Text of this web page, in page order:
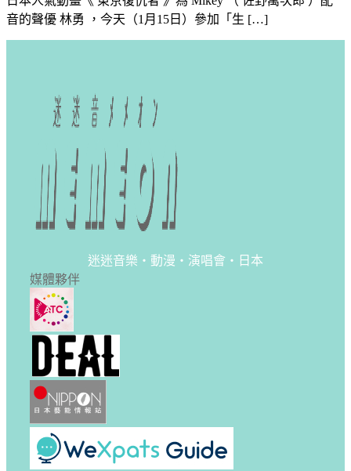
音的聲優 林勇 ，今天（1月15日）參加「生 […]
迷迷音樂・動漫・演唱會・日本
媒體夥伴